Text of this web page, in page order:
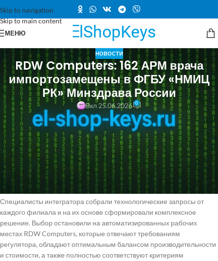
Skip to navigation
Skip to main content
МЕНЮ
НОВОСТИ
RDW Computers: 162 АРМ врача
импортозамещены в ФГБУ «НМИЦ
РК» Минздрава России
Вкл 25.06.2026 0
Российский производитель вычислительной техники «РДВ
Технолоджи» (бренд RDW Computers) при проектной поддержке
системного интегратора «ОФТ Компьютерс» оснастил 162
автоматизированными рабочими местами семь филиалов ФГБУ
«НМИЦ РК» Минздрава России. Проект реализован в ходе
масштабной модернизации ИТ-инфраструктуры сети
реабилитационных и курортологических центров по всей стране.
Специалисты интегратора собрали технологические запросы от
каждого филиала и на их основе сформировали комплексное
решение. Выбор остановили на автоматизированных рабочих
местах RDW Computers, которые отвечают требованиям
регулятора, обладают оптимальным балансом производительности
и стоимости, а также полностью соответствуют критериям